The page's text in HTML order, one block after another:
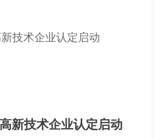
新技术企业认定启动